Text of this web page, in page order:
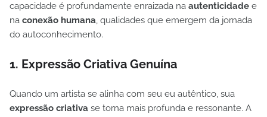
capacidade é profundamente enraizada na autenticidade e
na conexão humana, qualidades que emergem da jornada
do autoconhecimento.
1. Expressão Criativa Genuína
Quando um artista se alinha com seu eu autêntico, sua
expressão criativa se torna mais profunda e ressonante. A